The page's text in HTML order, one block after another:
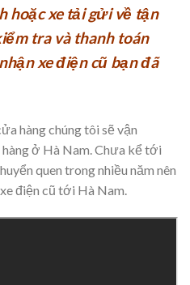
hoặc xe tải gửi về tận
tra và thanh toán
xe điện cũ bạn đã
hàng chúng tôi sẽ vận
hàng ở Hà Nam. Chưa kể tới
quen trong nhiều năm nên
điện cũ tới Hà Nam.